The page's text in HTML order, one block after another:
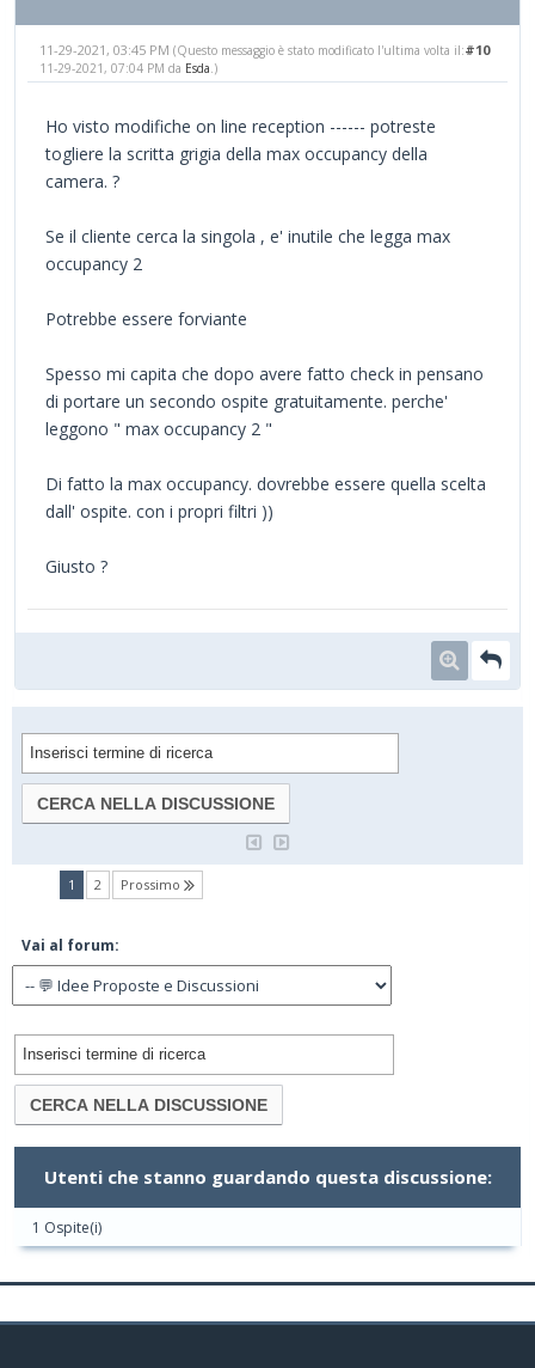
#10
11-29-2021, 03:45 PM (Questo messaggio è stato modificato l'ultima volta il:
11-29-2021, 07:04 PM da Esda.)
Ho visto modifiche on line reception ------ potreste
togliere la scritta grigia della max occupancy della
camera. ?
Se il cliente cerca la singola , e' inutile che legga max
occupancy 2
Potrebbe essere forviante
Spesso mi capita che dopo avere fatto check in pensano
di portare un secondo ospite gratuitamente. perche'
leggono " max occupancy 2 "
Di fatto la max occupancy. dovrebbe essere quella scelta
dall' ospite. con i propri filtri ))
Giusto ?
1 (current)
2 Prossimo
Vai al forum:
Utenti che stanno guardando questa discussione:
1 Ospite(i)